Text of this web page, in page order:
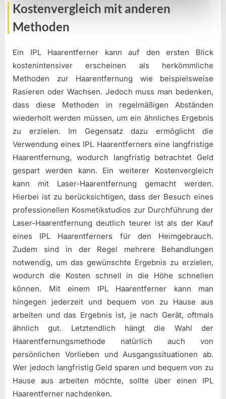
Kostenvergleich mit anderen
Methoden
Ein IPL Haarentferner kann auf den ersten Blick
kostenintensiver erscheinen als herkömmliche
Methoden zur Haarentfernung wie beispielsweise
Rasieren oder Wachsen. Jedoch muss man bedenken,
dass diese Methoden in regelmäßigen Abständen
wiederholt werden müssen, um ein ähnliches Ergebnis
zu erzielen. Im Gegensatz dazu ermöglicht die
Verwendung eines IPL Haarentferners eine langfristige
Haarentfernung, wodurch langfristig betrachtet Geld
gespart werden kann. Ein weiterer Kostenvergleich
kann mit Laser-Haarentfernung gemacht werden.
Hierbei ist zu berücksichtigen, dass der Besuch eines
professionellen Kosmetikstudios zur Durchführung der
Laser-Haarentfernung deutlich teurer ist als der Kauf
eines IPL Haarentferners für den Heimgebrauch.
Zudem sind in der Regel mehrere Behandlungen
notwendig, um das gewünschte Ergebnis zu erzielen,
wodurch die Kosten schnell in die Höhe schnellen
können. Mit einem IPL Haarentferner kann man
hingegen jederzeit und bequem von zu Hause aus
arbeiten und das Ergebnis ist, je nach Gerät, oftmals
ähnlich gut. Letztendlich hängt die Wahl der
Haarentfernungsmethode natürlich auch von
persönlichen Vorlieben und Ausgangssituationen ab.
Wer jedoch langfristig Geld sparen und bequem von zu
Hause aus arbeiten möchte, sollte über einen IPL
Haarentferner nachdenken.